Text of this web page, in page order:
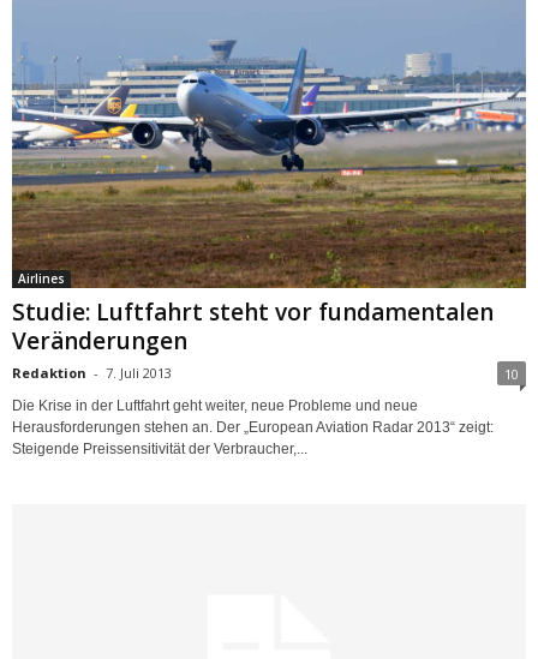
Airlines
Studie: Luftfahrt steht vor fundamentalen
Veränderungen
Redaktion - 7. Juli 2013 10
Die Krise in der Luftfahrt geht weiter, neue Probleme und neue
Herausforderungen stehen an. Der „European Aviation Radar 2013“ zeigt:
Steigende Preissensitivität der Verbraucher,...